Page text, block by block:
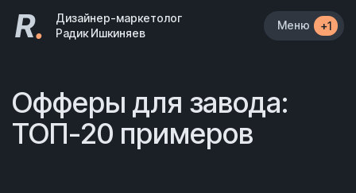
R.
Дизайнер-маркетолог
Радик Ишкиняев
Меню +1
Офферы для завода:
ТОП-20 примеров